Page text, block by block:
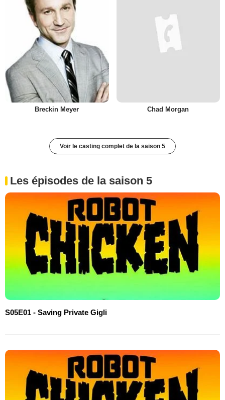
Breckin Meyer Chad Morgan
Voir le casting complet de la saison 5
Les épisodes de la saison 5
S05E01 - Saving Private Gigli